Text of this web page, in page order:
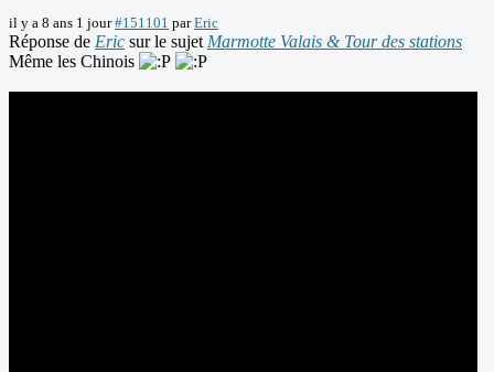
il y a 8 ans 1 jour #151101 parEric
Réponse de Eric sur le sujet Marmotte Valais & Tour des stations
Même les Chinois